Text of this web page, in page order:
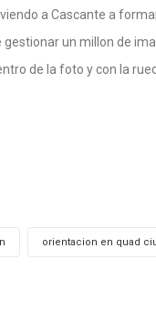
a Cascante a
un millon de
de la foto y con la
orientacion en quad